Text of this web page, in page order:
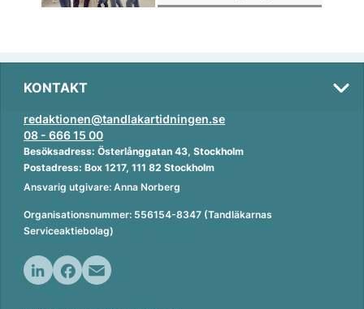
KONTAKT
redaktionen@tandlakartidningen.se
08 - 666 15 00
Besöksadress: Österlånggatan 43, Stockholm
Postadress: Box 1217, 111 82 Stockholm
Ansvarig utgivare: Anna Norberg
Organisationsnummer: 556154-8347 (Tandläkarnas
Serviceaktiebolag)